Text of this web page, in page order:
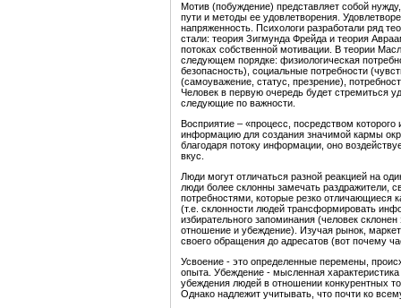
Мотив (побуждение) представляет собой
пути и методы ее удовлетворения.
напряженность. Психологи разработали ряд
стали: теория Зигмунда Фрейда и теория
потоках собственной мотивации. В теории
следующем порядке: физиологическая
безопасность), социальные потребности
(самоуважение, статус, презрение),
Человек в первую очередь будет стремиться
следующие по важности.
Восприятие – «процесс, посредством
информацию для создания значимой кармы
благодаря потоку информации, оно
вкус.
Люди могут отличаться разной реакцией на
люди более склонны замечать
потребностями, которые резко отличающиеся
(т.е. склонности людей трансформировать
избирательного запоминания (человек
отношение и убеждение). Изучая рынок,
своего обращения до адресатов (вот почему
Усвоение - это определенные перемены,
опыта. Убеждение - мысленная
убеждения людей в отношении конкурентных
Однако надлежит учитывать, что почти ко